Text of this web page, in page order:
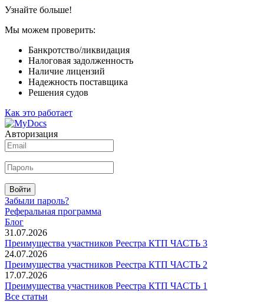
Узнайте больше!
Мы можем проверить:
Банкротство/ликвидация
Налоговая задолженность
Наличие лицензий
Надежность поставщика
Решения судов
Как это работает
Авторизация
Войти
Забыли пароль?
Реферальная программа
Блог
31.07.2026
Преимущества участников Реестра КТП ЧАСТЬ 3
24.07.2026
Преимущества участников Реестра КТП ЧАСТЬ 2
17.07.2026
Преимущества участников Реестра КТП ЧАСТЬ 1
Все статьи